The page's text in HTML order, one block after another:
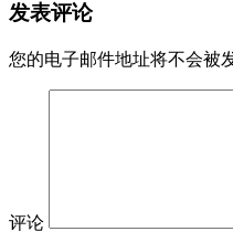
发表评论
您的电子邮件地址将不会被
评论